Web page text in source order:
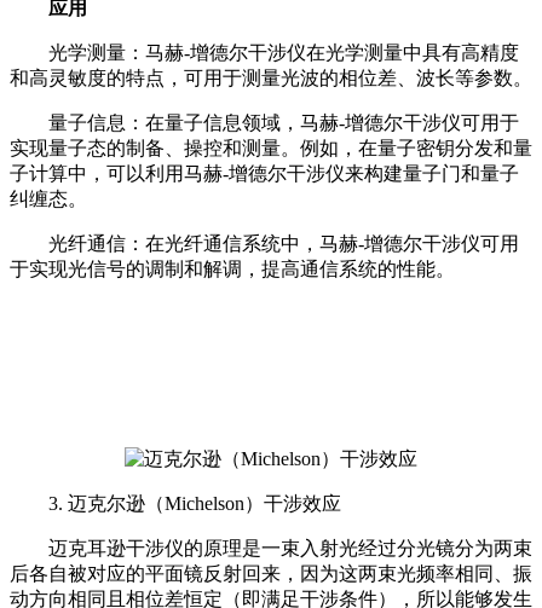
应用
光学测量：马赫-增德尔干涉仪在光学测量中具有高精度
和高灵敏度的特点，可用于测量光波的相位差、波长等参数。
量子信息：在量子信息领域，马赫-增德尔干涉仪可用于
实现量子态的制备、操控和测量。例如，在量子密钥分发和量
子计算中，可以利用马赫-增德尔干涉仪来构建量子门和量子
纠缠态。
光纤通信：在光纤通信系统中，马赫-增德尔干涉仪可用
于实现光信号的调制和解调，提高通信系统的性能。
3. 迈克尔逊（Michelson）干涉效应
迈克耳逊干涉仪的原理是一束入射光经过分光镜分为两束
后各自被对应的平面镜反射回来，因为这两束光频率相同、振
动方向相同且相位差恒定（即满足干涉条件），所以能够发生